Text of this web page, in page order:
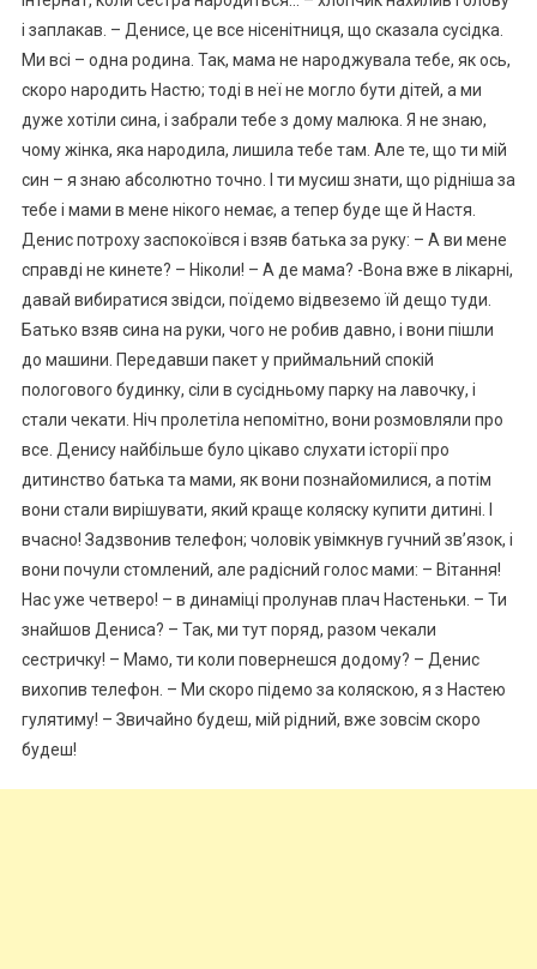
і заплакав. – Денисе, це все нісенітниця, що сказала сусідка.
Ми всі – одна родина. Так, мама не народжувала тебе, як ось,
скоро народить Настю; тоді в неї не могло бути дітей, а ми
дуже хотіли сина, і забрали тебе з дому малюка. Я не знаю,
чому жінка, яка народила, лишила тебе там. Але те, що ти мій
син – я знаю абсолютно точно. І ти мусиш знати, що рідніша за
тебе і мами в мене нікого немає, а тепер буде ще й Настя.
Денис потроху заспокоївся і взяв батька за руку: – А ви мене
справді не кинете? – Ніколи! – А де мама? -Вона вже в лікарні,
давай вибиратися звідси, поїдемо відвеземо їй дещо туди.
Батько взяв сина на руки, чого не робив давно, і вони пішли
до машини. Передавши пакет у приймальний спокій
пологового будинку, сіли в сусідньому парку на лавочку, і
стали чекати. Ніч пролетіла непомітно, вони розмовляли про
все. Денису найбільше було цікаво слухати історії про
дитинство батька та мами, як вони познайомилися, а потім
вони стали вирішувати, який краще коляску купити дитині. І
вчасно! Задзвонив телефон; чоловік увімкнув гучний зв’язок, і
вони почули стомлений, але радісний голос мами: – Вітання!
Нас уже четверо! – в динаміці пролунав плач Настеньки. – Ти
знайшов Дениса? – Так, ми тут поряд, разом чекали
сестричку! – Мамо, ти коли повернешся додому? – Денис
вихопив телефон. – Ми скоро підемо за коляскою, я з Настею
гулятиму! – Звичайно будеш, мій рідний, вже зовсім скоро
будеш!